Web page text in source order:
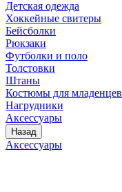
Детская одежда
Хоккейные свитеры
Бейсболки
Рюкзаки
Футболки и поло
Толстовки
Штаны
Костюмы для младенцев
Нагрудники
Аксессуары
Назад
Аксессуары